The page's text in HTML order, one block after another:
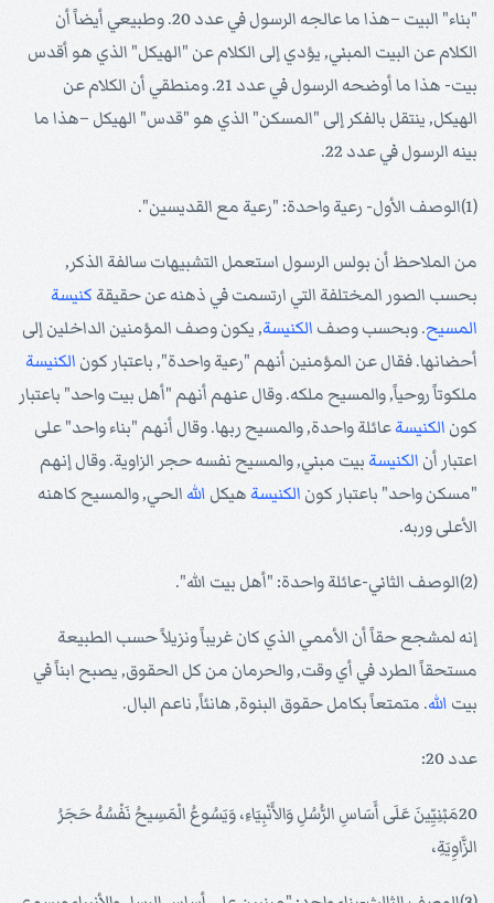
"بناء" البيت –هذا ما عالجه الرسول في عدد 20. وطبيعي أيضاً أن
الكلام عن البيت المبني, يؤدي إلى الكلام عن "الهيكل" الذي هو أقدس
بيت- هذا ما أوضحه الرسول في عدد 21. ومنطقي أن الكلام عن
الهيكل, ينتقل بالفكر إلى "المسكن" الذي هو "قدس" الهيكل –هذا ما
بينه الرسول في عدد 22.
(1)الوصف الأول- رعية واحدة: "رعية مع القديسين".
من الملاحظ أن بولس الرسول استعمل التشبيهات سالفة الذكر,
بحسب الصور المختلفة التي ارتسمت في ذهنه عن حقيقة كنيسة
المسيح. وبحسب وصف الكنيسة, يكون وصف المؤمنين الداخلين إلى
أحضانها. فقال عن المؤمنين أنهم "رعية واحدة", باعتبار كون الكنيسة
ملكوتاً روحياً, والمسيح ملكه. وقال عنهم أنهم "أهل بيت واحد" باعتبار
كون الكنيسةعائلة واحدة, والمسيح ربها. وقال أنهم "بناء واحد" على
اعتبار أن الكنيسة بيت مبني, والمسيح نفسه حجر الزاوية. وقال إنهم
"مسكن واحد" باعتبار كون الكنيسةهيكل الله الحي, والمسيح كاهنه
الأعلى وربه.
(2)الوصف الثاني-عائلة واحدة: "أهل بيت الله".
إنه لمشجع حقاً أن الأممي الذي كان غريباً ونزيلاً حسب الطبيعة
مستحقاً الطرد في أي وقت, والحرمان من كل الحقوق, يصبح ابناً في
بيت الله. متمتعاً بكامل حقوق البنوة, هانئاً, ناعم البال.
عدد 20:
20مَبْنِيِّينَ عَلَى أَسَاسِ الرُّسُلِ وَالأَنْبِيَاءِ، وَيَسُوعُ الْمَسِيحُ نَفْسُهُ حَجَرُ
الزَّاوِيَةِ،